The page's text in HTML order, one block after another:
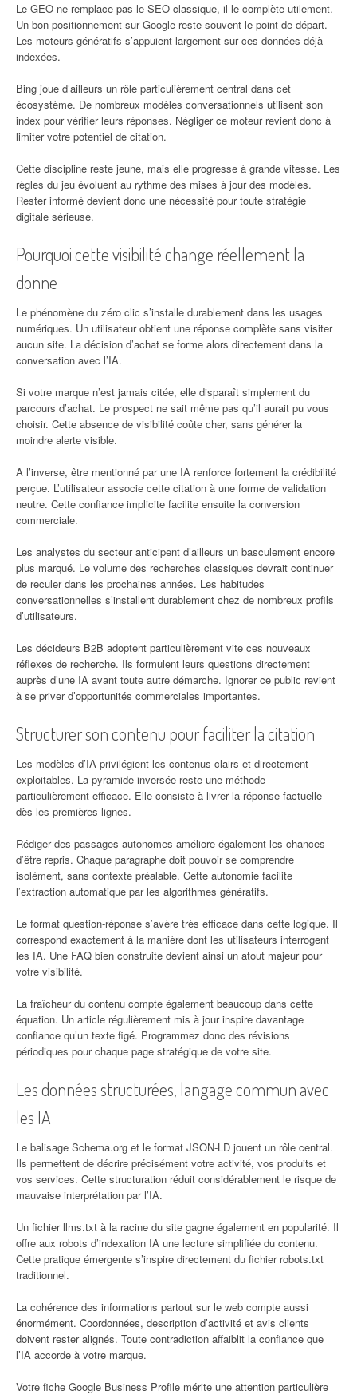
Le GEO ne remplace pas le SEO classique, il le complète utilement.
Un bon positionnement sur Google reste souvent le point de départ.
Les moteurs génératifs s’appuient largement sur ces données déjà
indexées.
Bing joue d’ailleurs un rôle particulièrement central dans cet
écosystème. De nombreux modèles conversationnels utilisent son
index pour vérifier leurs réponses. Négliger ce moteur revient donc à
limiter votre potentiel de citation.
Cette discipline reste jeune, mais elle progresse à grande vitesse. Les
règles du jeu évoluent au rythme des mises à jour des modèles.
Rester informé devient donc une nécessité pour toute stratégie
digitale sérieuse.
Pourquoi cette visibilité change réellement la
donne
Le phénomène du zéro clic s’installe durablement dans les usages
numériques. Un utilisateur obtient une réponse complète sans visiter
aucun site. La décision d’achat se forme alors directement dans la
conversation avec l’IA.
Si votre marque n’est jamais citée, elle disparaît simplement du
parcours d’achat. Le prospect ne sait même pas qu’il aurait pu vous
choisir. Cette absence de visibilité coûte cher, sans générer la
moindre alerte visible.
À l’inverse, être mentionné par une IA renforce fortement la crédibilité
perçue. L’utilisateur associe cette citation à une forme de validation
neutre. Cette confiance implicite facilite ensuite la conversion
commerciale.
Les analystes du secteur anticipent d’ailleurs un basculement encore
plus marqué. Le volume des recherches classiques devrait continuer
de reculer dans les prochaines années. Les habitudes
conversationnelles s’installent durablement chez de nombreux profils
d’utilisateurs.
Les décideurs B2B adoptent particulièrement vite ces nouveaux
réflexes de recherche. Ils formulent leurs questions directement
auprès d’une IA avant toute autre démarche. Ignorer ce public revient
à se priver d’opportunités commerciales importantes.
Structurer son contenu pour faciliter la citation
Les modèles d’IA privilégient les contenus clairs et directement
exploitables. La pyramide inversée reste une méthode
particulièrement efficace. Elle consiste à livrer la réponse factuelle
dès les premières lignes.
Rédiger des passages autonomes améliore également les chances
d’être repris. Chaque paragraphe doit pouvoir se comprendre
isolément, sans contexte préalable. Cette autonomie facilite
l’extraction automatique par les algorithmes génératifs.
Le format question-réponse s’avère très efficace dans cette logique. Il
correspond exactement à la manière dont les utilisateurs interrogent
les IA. Une FAQ bien construite devient ainsi un atout majeur pour
votre visibilité.
La fraîcheur du contenu compte également beaucoup dans cette
équation. Un article régulièrement mis à jour inspire davantage
confiance qu’un texte figé. Programmez donc des révisions
périodiques pour chaque page stratégique de votre site.
Les données structurées, langage commun avec
les IA
Le balisage Schema.org et le format JSON-LD jouent un rôle central.
Ils permettent de décrire précisément votre activité, vos produits et
vos services. Cette structuration réduit considérablement le risque de
mauvaise interprétation par l’IA.
Un fichier llms.txt à la racine du site gagne également en popularité. Il
offre aux robots d’indexation IA une lecture simplifiée du contenu.
Cette pratique émergente s’inspire directement du fichier robots.txt
traditionnel.
La cohérence des informations partout sur le web compte aussi
énormément. Coordonnées, description d’activité et avis clients
doivent rester alignés. Toute contradiction affaiblit la confiance que
l’IA accorde à votre marque.
Votre fiche Google Business Profile mérite une attention particulière